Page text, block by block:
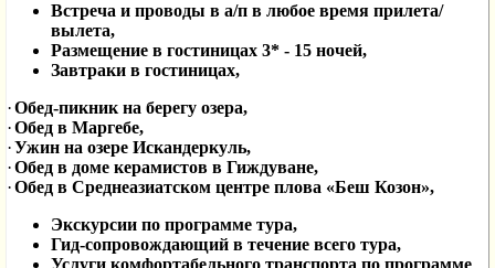
Встреча и проводы в а/п в любое время прилета/
вылета,
Размещение в гостиницах 3* - 15 ночей,
Завтраки в гостиницах,
·Обед-пикник на берегу озера,
·Обед в Маргебе,
·Ужин на озере Искандеркуль,
·Обед в доме керамистов в Гиждуване,
·Обед в Среднеазиатском центре плова «Беш Козон»,
Экскурсии по программе тура,
Гид-сопровождающий в течение всего тура,
Услуги комфортабельного транспорта по программе